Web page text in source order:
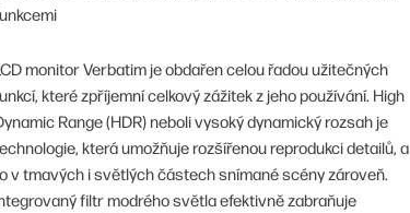
monitor Verbatim je obdařen celou řadou užitečných
které zpříjemní celkový zážitek z jeho používání. High
Range (HDR) neboli vysoký dynamický rozsah je
která umožňuje rozšířenou reprodukci detailů, a
v tmavých i světlých částech snímané scény zároveň.
filtr modrého světla efektivně zabraňuje